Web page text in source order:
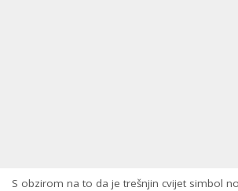
S obzirom na to da je trešnjin cvijet simbol